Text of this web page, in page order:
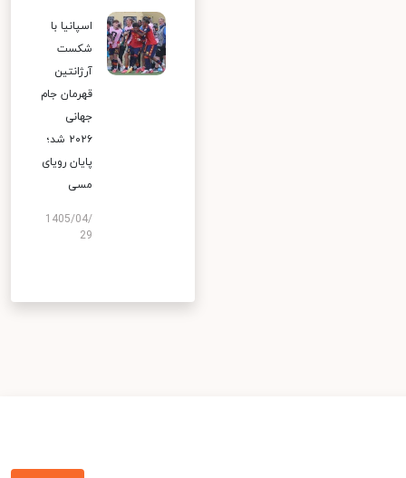
اسپانیا با
شکست
آرژانتین
قهرمان جام
جهانی
۲۰۲۶ شد؛
پایان رویای
مسی
1405/04/
29